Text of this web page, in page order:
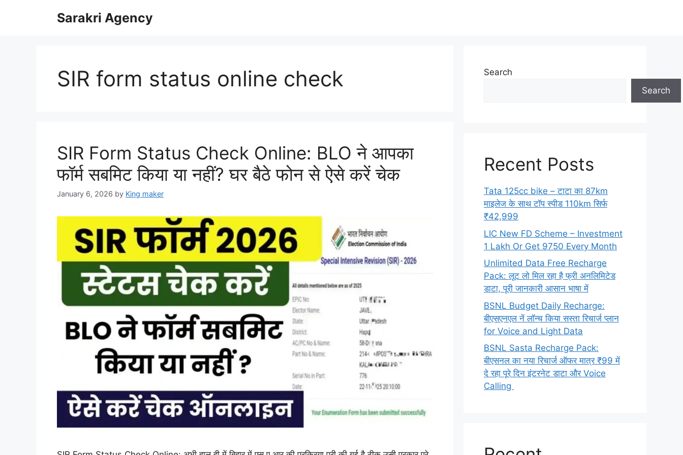
Sarakri Agency
SIR form status online check
SIR Form Status Check Online: BLO ने आपका
फॉर्म सबमिट किया या नहीं? घर बैठे फोन से ऐसे करें चेक
January 6, 2026 by King maker
Search
Search
Recent Posts
Tata 125cc bike – टाटा का 87km
माइलेज के साथ टॉप स्पीड 110km सिर्फ
₹42,999
LIC New FD Scheme – Investment
1 Lakh Or Get 9750 Every Month
Unlimited Data Free Recharge
Pack: लूट लो मिल रहा है फ्री अनलिमिटेड
डाटा, पूरी जानकारी आसान भाषा में
BSNL Budget Daily Recharge:
बीएसएनएल नें लॉन्च किया सस्ता रिचार्ज प्लान
for Voice and Light Data
BSNL Sasta Recharge Pack:
बीएसनल का नया रिचार्ज ऑफर मात्र ₹99 में
दे रहा पूरे दिन इंटरनेट डाटा और Voice
Calling